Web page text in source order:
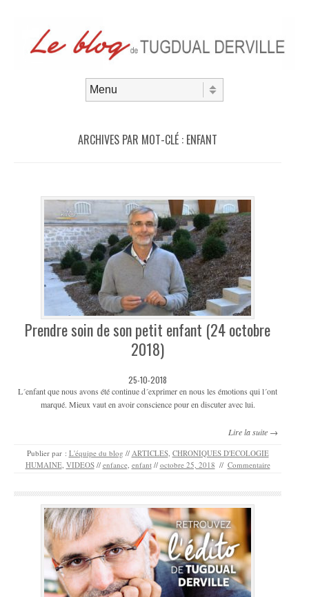
ARCHIVES PAR MOT-CLÉ : ENFANT
Prendre soin de son petit enfant (24 octobre
2018)
25-10-2018
L´enfant que nous avons été continue d´exprimer en nous les émotions qui l´ont
marqué. Mieux vaut en avoir conscience pour en discuter avec lui.
Lire la suite →
Publier par : L'équipe du blog // ARTICLES, CHRONIQUES D'ECOLOGIE
HUMAINE, VIDEOS // enfance, enfant // octobre 25, 2018 // Commentaire